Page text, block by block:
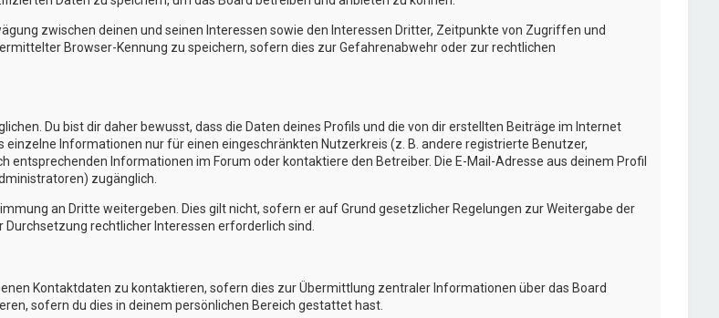
zwischen deinen und seinen Interessen sowie den Interessen Dritter, Zeitpunkte von Zugriffen und
Browser-Kennung zu speichern, sofern dies zur Gefahrenabwehr oder zur rechtlichen
Du bist dir daher bewusst, dass die Daten deines Profils und die von dir erstellten Beiträge im Internet
Informationen nur für einen eingeschränkten Nutzerkreis (z. B. andere registrierte Benutzer,
entsprechenden Informationen im Forum oder kontaktiere den Betreiber. Die E-Mail-Adresse aus deinem Profil
zugänglich.
an Dritte weitergeben. Dies gilt nicht, sofern er auf Grund gesetzlicher Regelungen zur Weitergabe der
rechtlicher Interessen erforderlich sind.
Kontaktdaten zu kontaktieren, sofern dies zur Übermittlung zentraler Informationen über das Board
sofern du dies in deinem persönlichen Bereich gestattet hast.